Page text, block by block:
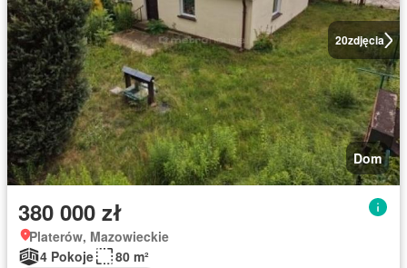
20zdjęcia
Dom
380 000 zł
Platerów, Mazowieckie
4 Pokoje
80 m²